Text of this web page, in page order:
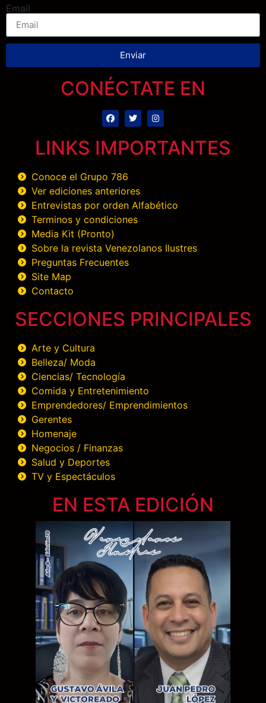
Email
Enviar
CONÉCTATE EN
LINKS IMPORTANTES
Conoce el Grupo 786
Ver ediciones anteriores
Entrevistas por orden Alfabético
Terminos y condiciones
Media Kit (Pronto)
Sobre la revista Venezolanos Ilustres
Preguntas Frecuentes
Site Map
Contacto
SECCIONES PRINCIPALES
Arte y Cultura
Belleza/ Moda
Ciencias/ Tecnología
Comida y Entretenimiento
Emprendedores/ Emprendimientos
Gerentes
Homenaje
Negocios / Finanzas
Salud y Deportes
TV y Espectáculos
EN ESTA EDICIÓN